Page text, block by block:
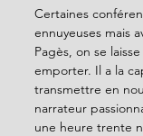
Certaines
ennuyeuses mais
Pagès, on se
emporter. Il a la
transmettre en
narrateur
une heure trente